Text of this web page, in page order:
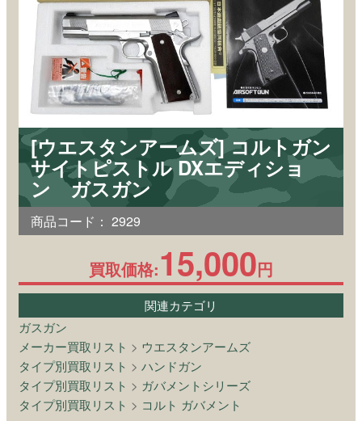
[ウエスタンアームズ] コルトガン
サイトピストル DXエディショ
ン ガスガン
商品コード： 2929
買取価格:15,000円
関連カテゴリ
ガスガン
メーカー買取リスト > ウエスタンアームズ
タイプ別買取リスト > ハンドガン
タイプ別買取リスト > ガバメントシリーズ
タイプ別買取リスト > コルト ガバメント